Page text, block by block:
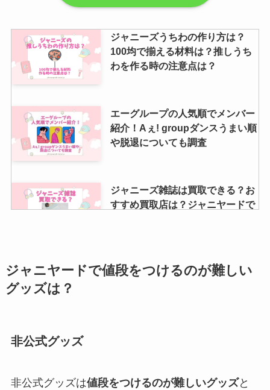
ジャニーズうちわの作り方は？
100均で揃える材料は？推しうち
わを作る時の注意点は？
エーグループの人気順でメンバー
紹介！Aぇ! groupダンスうまい順
や脱退についても調査
ジャニーズ雑誌は買取できる？お
すすめ買取店は？ジャニヤードで
ジャニーズwestペンライト一覧
（歴代）最新や10周年、ダンベル
ジャニヤードで値段をつけるのが難しい
グッズは？
非公式グッズ
非公式グッズは値段をつけるのが難しいグッズと